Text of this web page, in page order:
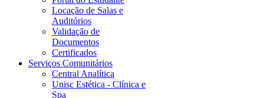
Locação de Salas e
Auditórios
Validação de
Documentos
Certificados
Serviços Comunitários
Central Analítica
Unisc Estética - Clínica e
Spa